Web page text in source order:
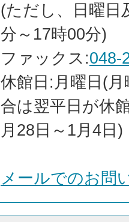
(ただし、日曜日
分～17時00分)
ファックス:048-
休館日:月曜日(
合は翌平日が休
月28日～1月4日)
メールでのお問